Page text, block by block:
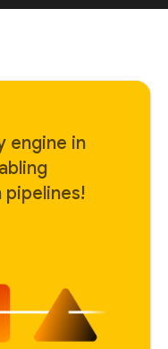
engine in